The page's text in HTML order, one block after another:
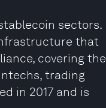
sectors.
that
covering the
trading
in 2017 and is